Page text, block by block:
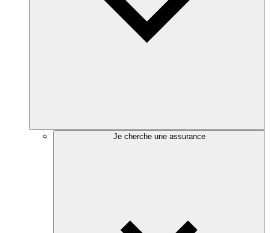
Je cherche une assurance